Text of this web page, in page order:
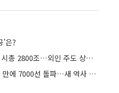
은?
'삼전·SK하닉' 반도체 투톱 시총 2800조…외인 주도 상승세
코스피, 전쟁에도 47거래일 만에 7000선 돌파…새 역사 쓴 韓증시